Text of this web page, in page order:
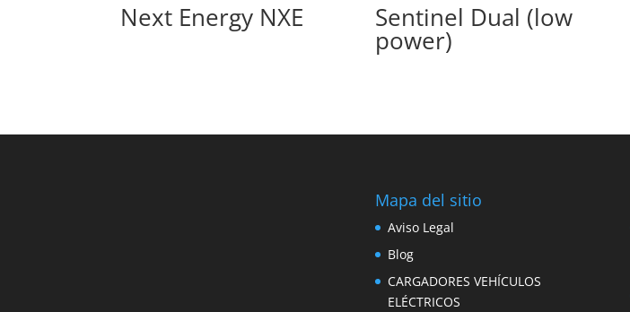
Next Energy NXE Sentinel Dual (low
power)
Mapa del sitio
Aviso Legal
Blog
CARGADORES VEHÍCULOS
ELÉCTRICOS